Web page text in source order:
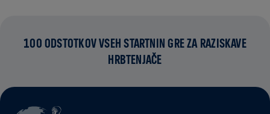
100 ODSTOTKOV VSEH STARTNIN GRE ZA RAZISKAVE
HRBTENJAČE